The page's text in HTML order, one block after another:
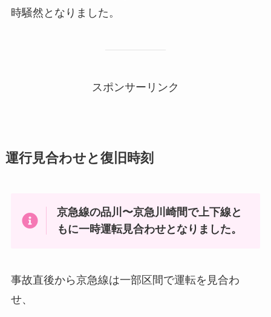
時騒然となりました。
スポンサーリンク
運行見合わせと復旧時刻
京急線の品川〜京急川崎間で上下線と
もに一時運転見合わせとなりました。
事故直後から京急線は一部区間で運転を見合わ
せ、